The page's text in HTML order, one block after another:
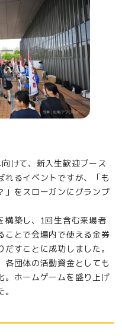
けて、新入生歓迎ブース
れるイベントですが、「も
」をスローガンにグランプ
構築し、1回生含む来場者
ことで会場内で使える金券
すことに成功しました。
各団体の活動資金としても
。ホームゲームを盛り上げ